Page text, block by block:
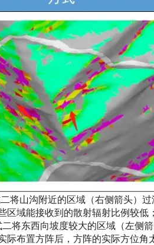
山沟附近的区域（右侧箭头）过
区域能接收到的散射辐射比例较
东西向坡度较大的区域（左侧箭
际布置方阵后，方阵的实际方位角